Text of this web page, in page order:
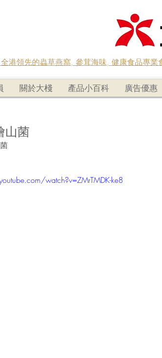
港領先的蟲草燕窩, 參茸海味, 健康食品專業
關於大棧 產品小百科 廣告優惠
山菌
watch?v=ZMrTMDK-ke8